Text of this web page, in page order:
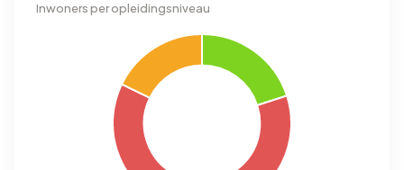
Inwoners per opleidingsniveau